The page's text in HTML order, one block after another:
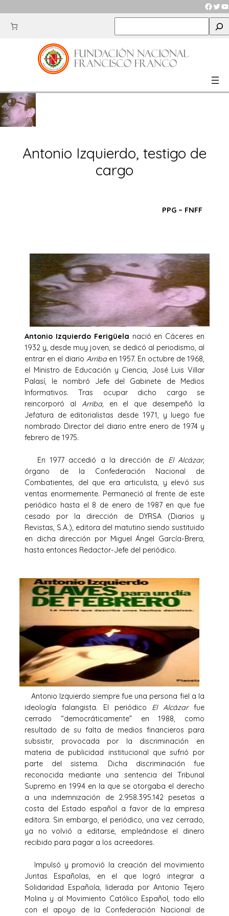
al
contenido
e
r
c
Antonio Izquierdo, testigo de
cargo
PPG – FNFF
Antonio Izquierdo Ferigüela nació en Cáceres en
1932 y, desde muy joven, se dedicó al periodismo, al
entrar en el diario Arribaen 1957. En octubre de 1968,
el Ministro de Educación y Ciencia, José Luis Villar
Palasí, le nombró Jefe del Gabinete de Medios
Informativos. Tras ocupar dicho cargo se
reincorporó al Arriba, en el que desempeñó la
Jefatura de editorialistas desde 1971, y luego fue
nombrado Director del diario entre enero de 1974 y
febrero de 1975.
En 1977 accedió a la dirección de El Alcázar,
órgano de la Confederación Nacional de
Combatientes, del que era articulista, y elevó sus
ventas enormemente. Permaneció al frente de este
periódico hasta el 8 de enero de 1987 en que fue
cesado por la dirección de DYRSA (Diarios y
Revistas, S.A.), editora del matutino siendo sustituido
en dicha dirección por Miguel Ángel García-Brera,
hasta entonces Redactor-Jefe del periódico.
Antonio Izquierdo siempre fue una persona fiel a la
ideología falangista. El periódico El Alcázarfue
cerrado “democráticamente” en 1988, como
resultado de su falta de medios financieros para
subsistir, provocada por la discriminación en
materia de publicidad institucional que sufrió por
parte del sistema. Dicha discriminación fue
reconocida mediante una sentencia del Tribunal
Supremo en 1994 en la que se otorgaba el derecho
a una indemnización de 2.958.395.142 pesetas a
costa del Estado español a favor de la empresa
editora. Sin embargo, el periódico, una vez cerrado,
ya no volvió a editarse, empleándose el dinero
recibido para pagar a los acreedores.
Impulsó y promovió la creación del movimiento
Juntas Españolas, en el que logró integrar a
Solidaridad Española, liderada por Antonio Tejero
Molina y al Movimiento Católico Español, todo ello
con el apoyo de la Confederación Nacional de